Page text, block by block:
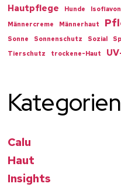
Hautpflege Hunde
Isoflavon
Männercreme
Männerhaut
Sonne Sonnenschutz Sozial
Tierschutz
trockene-Haut
Kategorien
Calu
Haut
Insights